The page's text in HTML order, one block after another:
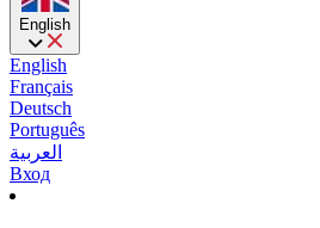
English
English
Français
Deutsch
Português
العربية
Вход